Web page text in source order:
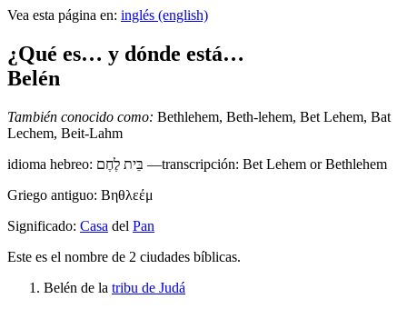
Vea esta página en: inglés (english)
¿Qué es… y dónde está…
Belén
También conocido como: Bethlehem, Beth-lehem, Bet Lehem, Bat
Lechem, Beit-Lahm
idioma hebreo: בֵּית לֶחֶם —transcripción: Bet Lehem or Bethlehem
Griego antiguo: Βηθλεέμ
Significado: Casa del Pan
Este es el nombre de 2 ciudades bíblicas.
Belén de la tribu de Judá